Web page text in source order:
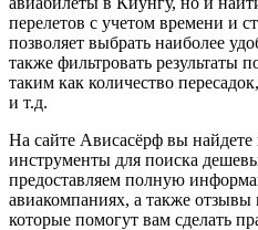
перелетов с учетом времени и
позволяет выбрать наиболее
также фильтровать результаты
таким как количество
и т.д.
На сайте Ависасёрф вы найдете
инструменты для поиска
предоставляем полную
авиакомпаниях, а также
которые помогут вам сделать